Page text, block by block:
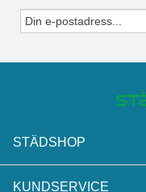
STÄDSHOP
KUNDSERVICE